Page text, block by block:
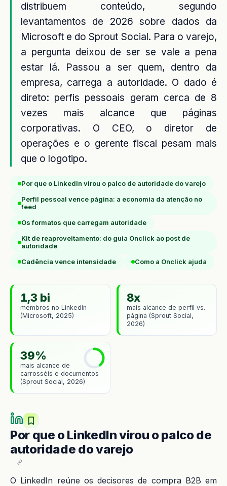
distribuem conteúdo, segundo
levantamentos de 2026 sobre dados da
Microsoft e do Sprout Social. Para o varejo,
a pergunta deixou de ser se vale a pena
estar lá. Passou a ser quem, dentro da
empresa, carrega a autoridade. O dado é
direto: perfis pessoais geram cerca de 8
vezes mais alcance que páginas
corporativas. O CEO, o diretor de
operações e o gerente fiscal pesam mais
que o logotipo.
Por que o LinkedIn virou o palco de autoridade do varejo
Perfil pessoal vence página: a economia da atenção no
feed
Os formatos que carregam autoridade
Kit de reaproveitamento: do guia Onclick ao post de
autoridade
Cadência vence intensidade
Como a Onclick ajuda
1,3 bi
membros no LinkedIn
(Microsoft, 2025)
8x
mais alcance de perfil vs.
página (Sprout Social,
2026)
39%
mais alcance de
carrosséis e documentos
(Sprout Social, 2026)
Por que o LinkedIn virou o palco de
autoridade do varejo
O LinkedIn reúne os decisores de compra B2B em